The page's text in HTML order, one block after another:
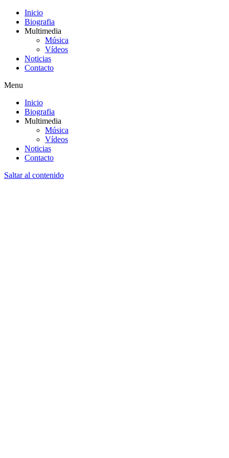
Inicio
Biografia
Multimedia
Música
Vídeos
Noticias
Contacto
Menu
Inicio
Biografia
Multimedia
Música
Vídeos
Noticias
Contacto
Saltar al contenido